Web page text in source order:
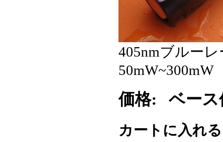
405nmブルー
50mW~300mW
価格: ベース
カートに入れ